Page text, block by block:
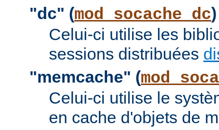
"dc" (mod_socache_dc)
Celui-ci utilise les
sessions distribuées
"memcache" (
Celui-ci utilise le
en cache d'objets de